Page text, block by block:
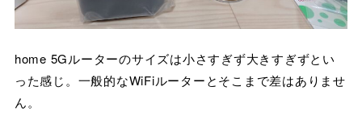
home 5Gルーターのサイズは小さすぎず大きすぎずとい
った感じ。一般的なWiFiルーターとそこまで差はありませ
ん。